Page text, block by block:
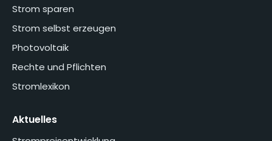
Strom sparen
Strom selbst erzeugen
Photovoltaik
Rechte und Pflichten
Stromlexikon
Aktuelles